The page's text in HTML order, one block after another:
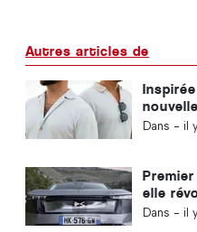
Autres articles de
fashion
Dans - il
elle
des
Dans - il